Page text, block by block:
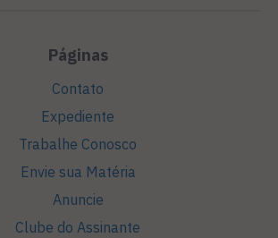
Páginas
Contato
Expediente
Trabalhe Conosco
Envie sua Matéria
Anuncie
Clube do Assinante